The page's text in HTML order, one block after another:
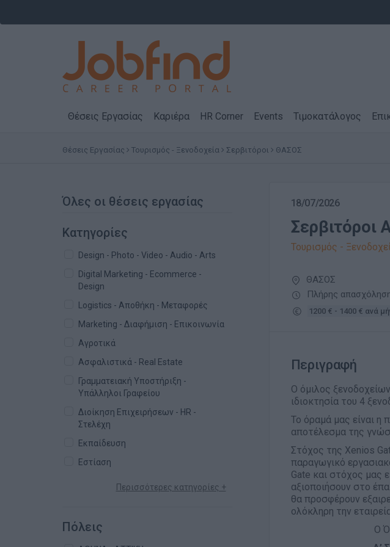
Θέσεις Εργασίας Καριέρα HR Corner Events Τιμοκατάλογος
Θέσεις Εργασίας Τουρισμός - Ξενοδοχεία Σερβιτόροι ΘΑΣΟΣ
Όλες οι θέσεις εργασίας
Κατηγορίες
Design - Photo - Video - Audio - Arts
Digital Marketing - Ecommerce -
Design
Logistics - Αποθήκη - Μεταφορές
Marketing - Διαφήμιση - Επικοινωνία
Αγροτικά
Ασφαλιστικά - Real Estate
Γραμματειακή Υποστήριξη -
Υπάλληλοι Γραφείου
Διοίκηση Επιχειρήσεων - HR -
Στελέχη
Εκπαίδευση
Εστίαση
Περισσότερες κατηγορίες +
Πόλεις
18/07/2026
Σερβιτόροι
Τουρισμός -
ΘΑΣΟΣ
Πλήρης
1200 € - 1400 € ανά
Περιγραφή
Ο όμιλος ξενοδοχείων
ιδιοκτησία του 4
Το όραμά μας είναι η
αποτέλεσμα της
Στόχος της Xenios
παραγωγικό
Gate και στόχος μας
αξιοποιήσουν στο
θα προσφέρουν
ολόκληρη την
Ο